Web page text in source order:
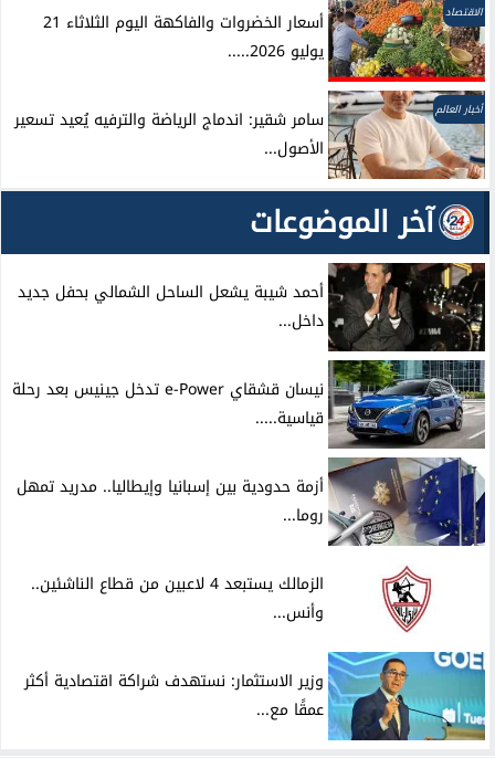
الاقتصاد
أسعار الخضروات والفاكهة اليوم الثلاثاء 21
يوليو 2026.....
أخبار العالم
سامر شقير: اندماج الرياضة والترفيه يُعيد تسعير
الأصول...
آخر الموضوعات
أحمد شيبة يشعل الساحل الشمالي بحفل جديد
داخل...
نيسان قشقاي e-Power تدخل جينيس بعد رحلة
قياسية.....
أزمة حدودية بين إسبانيا وإيطاليا.. مدريد تمهل
روما...
الزمالك يستبعد 4 لاعبين من قطاع الناشئين..
وأنس...
وزير الاستثمار: نستهدف شراكة اقتصادية أكثر
عمقًا مع...